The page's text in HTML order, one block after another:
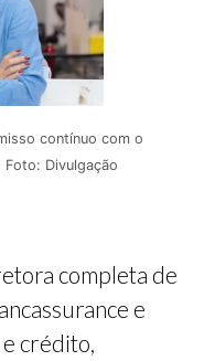
contínuo com o
Divulgação
completa de
e
crédito,